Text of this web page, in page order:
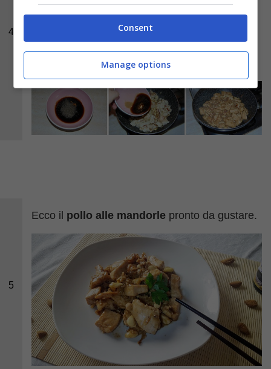
4
fino al completo assorbimento di tutti i liquidi. A
cottura ultimata servite in tavola il pollo ben
5
Ecco il pollo alle mandorle pronto da gustare.
Consent
Manage options